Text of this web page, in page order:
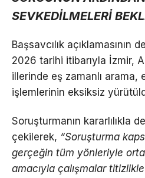
SEVKEDİLMELERİ
Başsavcılık açıklamasının
2026 tarihi itibarıyla İzmir,
illerinde eş zamanlı arama,
işlemlerinin eksiksiz
Soruşturmanın kararlılıkla
çekilerek, “Soruşturma
gerçeğin tüm yönleriyle
amacıyla çalışmalar